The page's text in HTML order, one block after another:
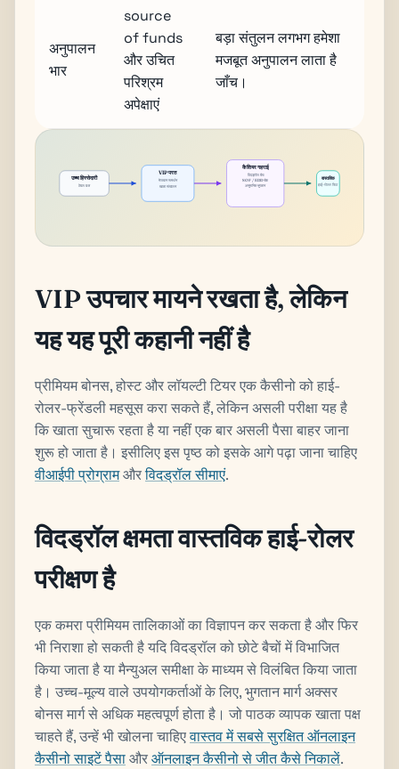
अनुपालन
भार
source
of funds
और उचित
परिश्रम
अपेक्षाएं
बड़ा संतुलन लगभग हमेशा
मजबूत अनुपालन लाता है
जाँच।
उच्च हिस्सेदारी
टेबल छत
VIP परत
मेजबान समर्थन
खाता संचालन
कैशियर गहराई
विदड्रॉल बैच
SOF / EDD चेक
अनुमानित भुगतान
वास्तविक
हाई-रोलर फिट
VIP उपचार मायने रखता है, लेकिन
यह यह पूरी कहानी नहीं है
प्रीमियम बोनस, होस्ट और लॉयल्टी टियर एक कैसीनो को हाई-
रोलर-फ्रेंडली महसूस करा सकते हैं, लेकिन असली परीक्षा यह है
कि खाता सुचारू रहता है या नहीं एक बार असली पैसा बाहर जाना
शुरू हो जाता है। इसीलिए इस पृष्ठ को इसके आगे पढ़ा जाना चाहिए
वीआईपी प्रोग्रामऔरविदड्रॉल सीमाएं.
विदड्रॉल क्षमता वास्तविक हाई-रोलर
परीक्षण है
एक कमरा प्रीमियम तालिकाओं का विज्ञापन कर सकता है और फिर
भी निराशा हो सकती है यदि विदड्रॉल को छोटे बैचों में विभाजित
किया जाता है या मैन्युअल समीक्षा के माध्यम से विलंबित किया जाता
है। उच्च-मूल्य वाले उपयोगकर्ताओं के लिए, भुगतान मार्ग अक्सर
बोनस मार्ग से अधिक महत्वपूर्ण होता है। जो पाठक व्यापक खाता पक्ष
चाहते हैं, उन्हें भी खोलना चाहिएवास्तव में सबसे सुरक्षित ऑनलाइन
कैसीनो साइटें पैसाऔरऑनलाइन कैसीनो से जीत कैसे निकालें.